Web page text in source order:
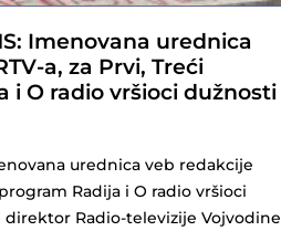
Imenovana urednica
a, za Prvi, Treći
i O radio vršioci dužnosti
urednica veb redakcije
Radija i O radio vršioci
Radio-televizije Vojvodine